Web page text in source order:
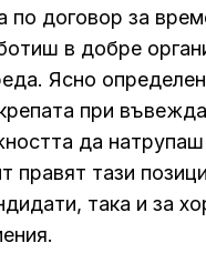
по договор за
в добре
Ясно
при
да натрупаш
правят тази
така и за